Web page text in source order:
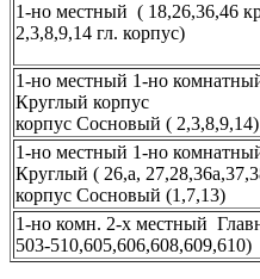
1-но местный ( 18,26,36,46
2,3,8,9,14 гл. корпус)
1-но местный 1-но
Круглый корпус
корпус Сосновый ( 2,3,8,9,14)
1-но местный 1-но
Круглый ( 26,а,
корпус Сосновый (1,7,13)
1-но комн. 2-х местный
503-510,605,606,608,609,610)